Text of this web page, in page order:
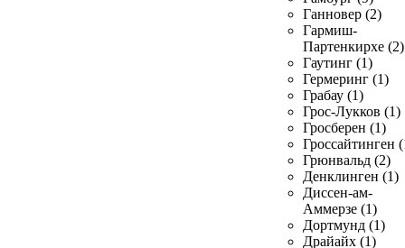
Ганновер (2)
Гармиш-
Партенкирхе (2)
Гаутинг (1)
Гермеринг (1)
Грабау (1)
Грос-Лукков (1)
Гросберен (1)
Гроссайтинген
Грюнвальд (2)
Денклинген (1)
Диссен-ам-
Аммерзе (1)
Дортмунд (1)
Драйайх (1)